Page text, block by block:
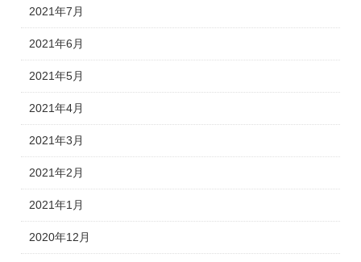
2021年7月
2021年6月
2021年5月
2021年4月
2021年3月
2021年2月
2021年1月
2020年12月